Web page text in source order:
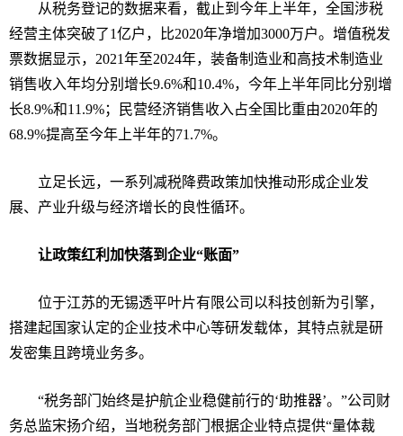
从税务登记的数据来看，截止到今年上半年，全国涉税
经营主体突破了1亿户，比2020年净增加3000万户。增值税发
票数据显示， 2021年至2024年，装备制造业和高技术制造业
销售收入年均分别增长9.6%和10.4%，今年上半年同比分别增
长8.9%和11.9%；民营经济销售收入占全国比重由2020年的
68.9%提高至今年上半年的71.7%。
立足长远，一系列减税降费政策加快推动形成企业发
展、产业升级与经济增长的良性循环。
让政策红利加快落到企业“账面”
位于江苏的无锡透平叶片有限公司以科技创新为引擎，
搭建起国家认定的企业技术中心等研发载体，其特点就是研
发密集且跨境业务多。
“税务部门始终是护航企业稳健前行的‘助推器’。”公司财
务总监宋扬介绍，当地税务部门根据企业特点提供“量体裁